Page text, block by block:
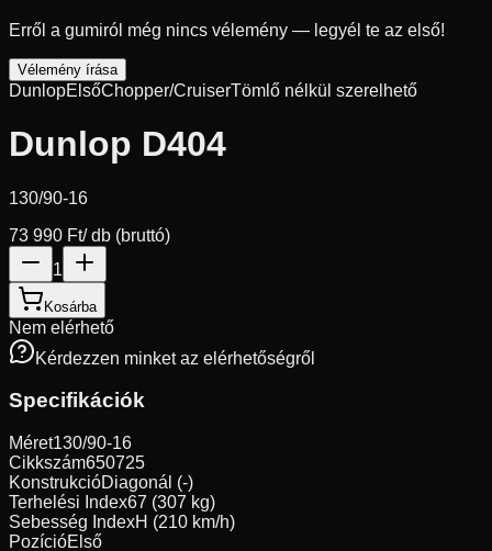
Erről a gumiról még nincs vélemény — legyél te az első!
Vélemény írása
DunlopElsőChopper/CruiserTömlő nélkül szerelhető
Dunlop D404
130/90-16
73 990 Ft/ db (bruttó)
1
Kosárba
Nem elérhető
Kérdezzen minket az elérhetőségről
Specifikációk
Méret130/90-16
Cikkszám650725
KonstrukcióDiagonál (-)
Terhelési Index67 (307 kg)
Sebesség IndexH (210 km/h)
PozícióElső